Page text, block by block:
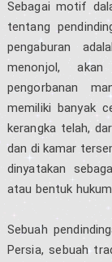
Sebagai motif
tentang
pengaburan
menonjol,
pengorbanan
memiliki banyak
kerangka telah,
dan di kamar
dinyatakan
atau bentuk
Sebuah
Persia, sebuah